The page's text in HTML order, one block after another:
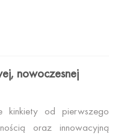
nowoczesnej
kinkiety od pierwszego
oraz innowacyjną